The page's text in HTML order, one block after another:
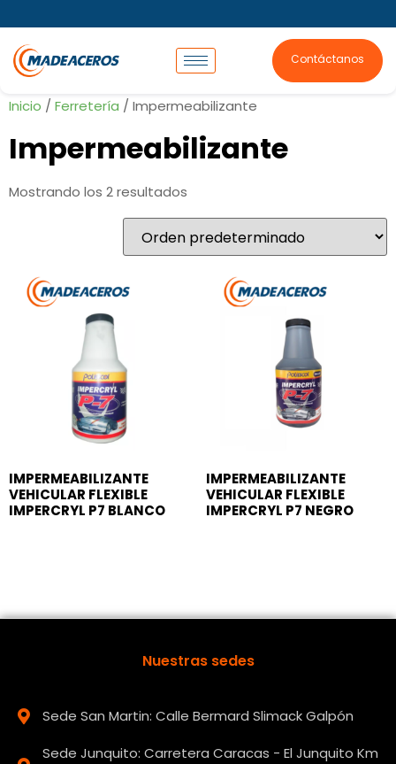
Contáctanos
Inicio / Ferretería / Impermeabilizante
Impermeabilizante
Mostrando los 2 resultados
IMPERMEABILIZANTE
VEHICULAR FLEXIBLE
IMPERCRYL P7 BLANCO
IMPERMEABILIZANTE
VEHICULAR FLEXIBLE
IMPERCRYL P7 NEGRO
Nuestras sedes
Sede San Martin: Calle Bermard Slimack Galpón
Sede Junquito: Carretera Caracas - El Junquito Km